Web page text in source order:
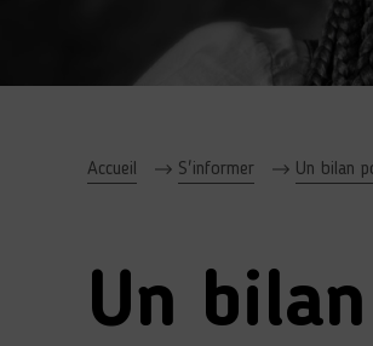
Accueil S'informer Un bilan
Un